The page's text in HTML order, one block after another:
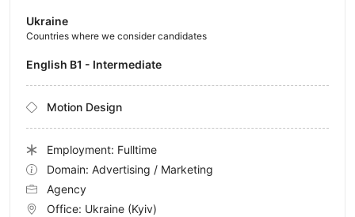
Ukraine
Countries where we consider candidates
English B1 - Intermediate
Motion Design
Employment: Fulltime
Domain: Advertising / Marketing
Agency
Office: Ukraine (Kyiv)